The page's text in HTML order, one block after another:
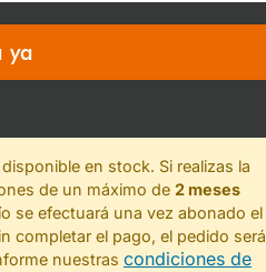
ya
en stock. Si realizas la
de un máximo de 2 meses
se efectuará una vez abonado el
completar el pago, el pedido será
nuestras condiciones de